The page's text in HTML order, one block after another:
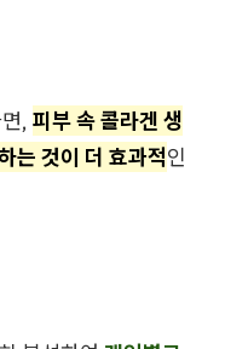
, 피부 속 콜라겐 생
는 것이 더 효과적인